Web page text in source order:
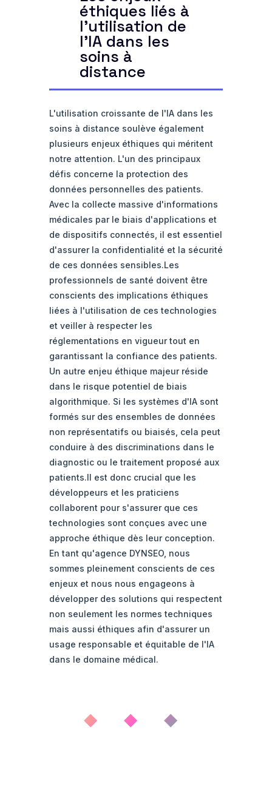
éthiques liés à
l'utilisation de
l'IA dans les
soins à
distance
L'utilisation croissante de l'IA dans les
soins à distance soulève également
plusieurs enjeux éthiques qui méritent
notre attention. L'un des principaux
défis concerne la protection des
données personnelles des patients.
Avec la collecte massive d'informations
médicales par le biais d'applications et
de dispositifs connectés, il est essentiel
d'assurer la confidentialité et la sécurité
de ces données sensibles.Les
professionnels de santé doivent être
conscients des implications éthiques
liées à l'utilisation de ces technologies
et veiller à respecter les
réglementations en vigueur tout en
garantissant la confiance des patients.
Un autre enjeu éthique majeur réside
dans le risque potentiel de biais
algorithmique. Si les systèmes d'IA sont
formés sur des ensembles de données
non représentatifs ou biaisés, cela peut
conduire à des discriminations dans le
diagnostic ou le traitement proposé aux
patients.Il est donc crucial que les
développeurs et les praticiens
collaborent pour s'assurer que ces
technologies sont conçues avec une
approche éthique dès leur conception.
En tant qu'agence DYNSEO, nous
sommes pleinement conscients de ces
enjeux et nous nous engageons à
développer des solutions qui respectent
non seulement les normes techniques
mais aussi éthiques afin d'assurer un
usage responsable et équitable de l'IA
dans le domaine médical.
◆ ◆ ◆